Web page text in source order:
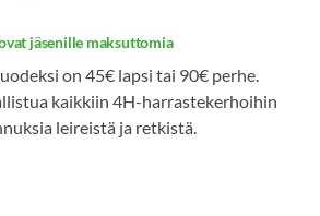
jäsenille maksuttomia
on 45€ lapsi tai 90€ perhe.
kaikkiin 4H-harrastekerhoihin
leireistä ja retkistä.